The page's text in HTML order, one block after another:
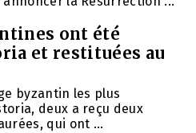
ont été
et restituées au
byzantin les plus
deux a reçu deux
qui ont ...